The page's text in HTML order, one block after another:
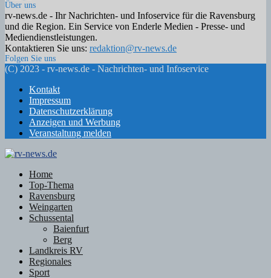
Über uns
rv-news.de - Ihr Nachrichten- und Infoservice für die Ravensburg
und die Region. Ein Service von Enderle Medien - Presse- und
Mediendienstleistungen.
Kontaktieren Sie uns: redaktion@rv-news.de
Folgen Sie uns
Facebook
Twitter
Instagram
Email
Rss
(C) 2023 - rv-news.de - Nachrichten- und Infoservice
Kontakt
Impressum
Datenschutzerklärung
Anzeigen und Werbung
Veranstaltung melden
Home
Top-Thema
Ravensburg
Weingarten
Schussental
Baienfurt
Berg
Landkreis RV
Regionales
Sport